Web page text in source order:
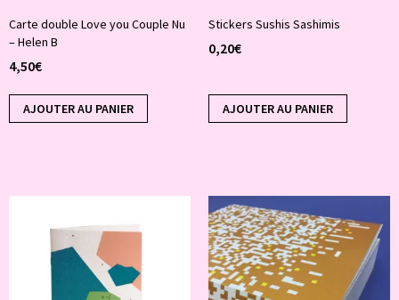
Carte double Love you Couple Nu
– Helen B
4,50€
AJOUTER AU PANIER
Stickers Sushis Sashimis
0,20€
AJOUTER AU PANIER